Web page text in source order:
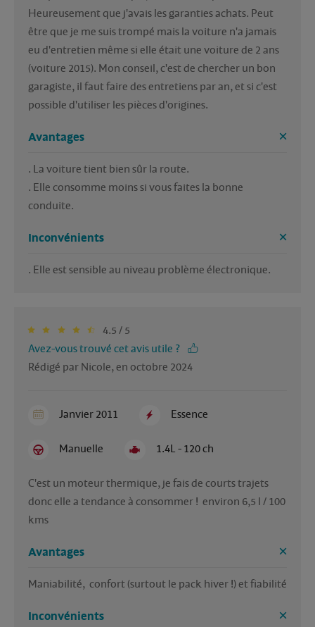
Heureusement que j'avais les garanties achats. Peut
être que je me suis trompé mais la voiture n'a jamais
eu d'entretien même si elle était une voiture de 2 ans
(voiture 2015). Mon conseil, c'est de chercher un bon
garagiste, il faut faire des entretiens par an, et si c'est
possible d'utiliser les pièces d'origines.
Avantages
. La voiture tient bien sûr la route.
. Elle consomme moins si vous faites la bonne
Inconvénients
. Elle est sensible au niveau problème électronique.
4.5 / 5
Avez-vous trouvé cet avis utile ?
Rédigé par Nicole, en octobre 2024
Janvier 2011 Essence
Manuelle 1.4L - 120 ch
C'est un moteur thermique, je fais de courts trajets
donc elle a tendance à consommer !  environ 6,5 l / 100
kms
Avantages
Maniabilité,  confort (surtout le pack hiver !) et fiabilité
Inconvénients